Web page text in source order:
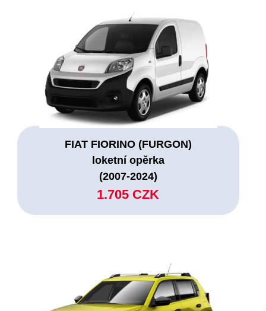
FIAT FIORINO (FURGON)
loketní opěrka
(2007-2024)
1.705 CZK